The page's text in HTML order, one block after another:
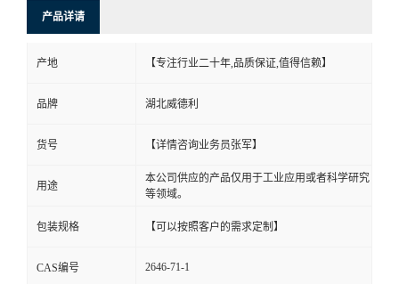
产品详请
产地 【专注行业二十年,品质保证,值得信赖】
品牌 湖北威德利
货号 【详情咨询业务员张军】
用途
本公司供应的产品仅用于工业应用或者科学研究
等领域。
包装规格 【可以按照客户的需求定制】
CAS编号 2646-71-1